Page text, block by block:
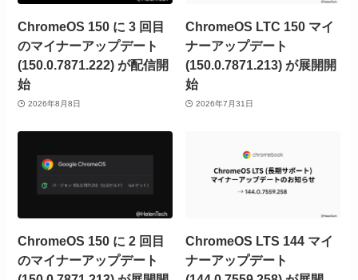
ChromeOS 150 に 3 回目
のマイナーアップデート
(150.0.7871.222) が配信開
始
2026年8月8日
ChromeOS LTC 150 マイ
ナーアップデート
(150.0.7871.213) が展開開
始
2026年7月31日
ChromeOS 150 に 2 回目
のマイナーアップデート
ChromeOS LTS 144 マイ
ナーアップデート